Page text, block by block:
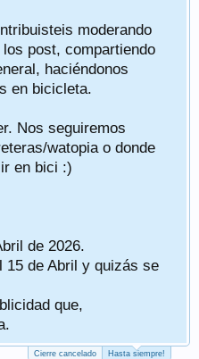
moderando
post, compartiendo
haciéndonos
en bicicleta.
Nos seguiremos
watopia o donde
en bici :)
de 2026.
15 de Abril y quizás se
que,
Cierre cancelado Hasta siempre!